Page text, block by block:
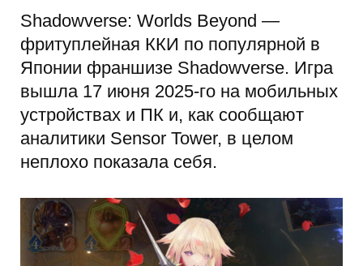
Shadowverse: Worlds Beyond —
фритуплейная ККИ по популярной в
Японии франшизе Shadowverse. Игра
вышла 17 июня 2025-го на мобильных
устройствах и ПК и, как сообщают
аналитики Sensor Tower, в целом
неплохо показала себя.